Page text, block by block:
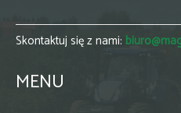
Skontaktuj się z nami:
MENU